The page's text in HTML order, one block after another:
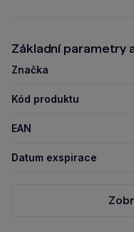
Základní parametry
Značka
Kód produktu
EAN
Datum exspirace